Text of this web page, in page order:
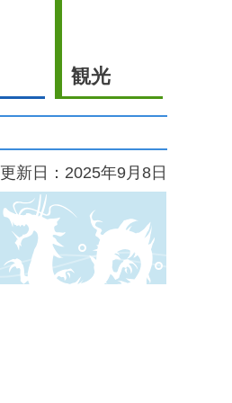
観光
更新日：2025年9月8日